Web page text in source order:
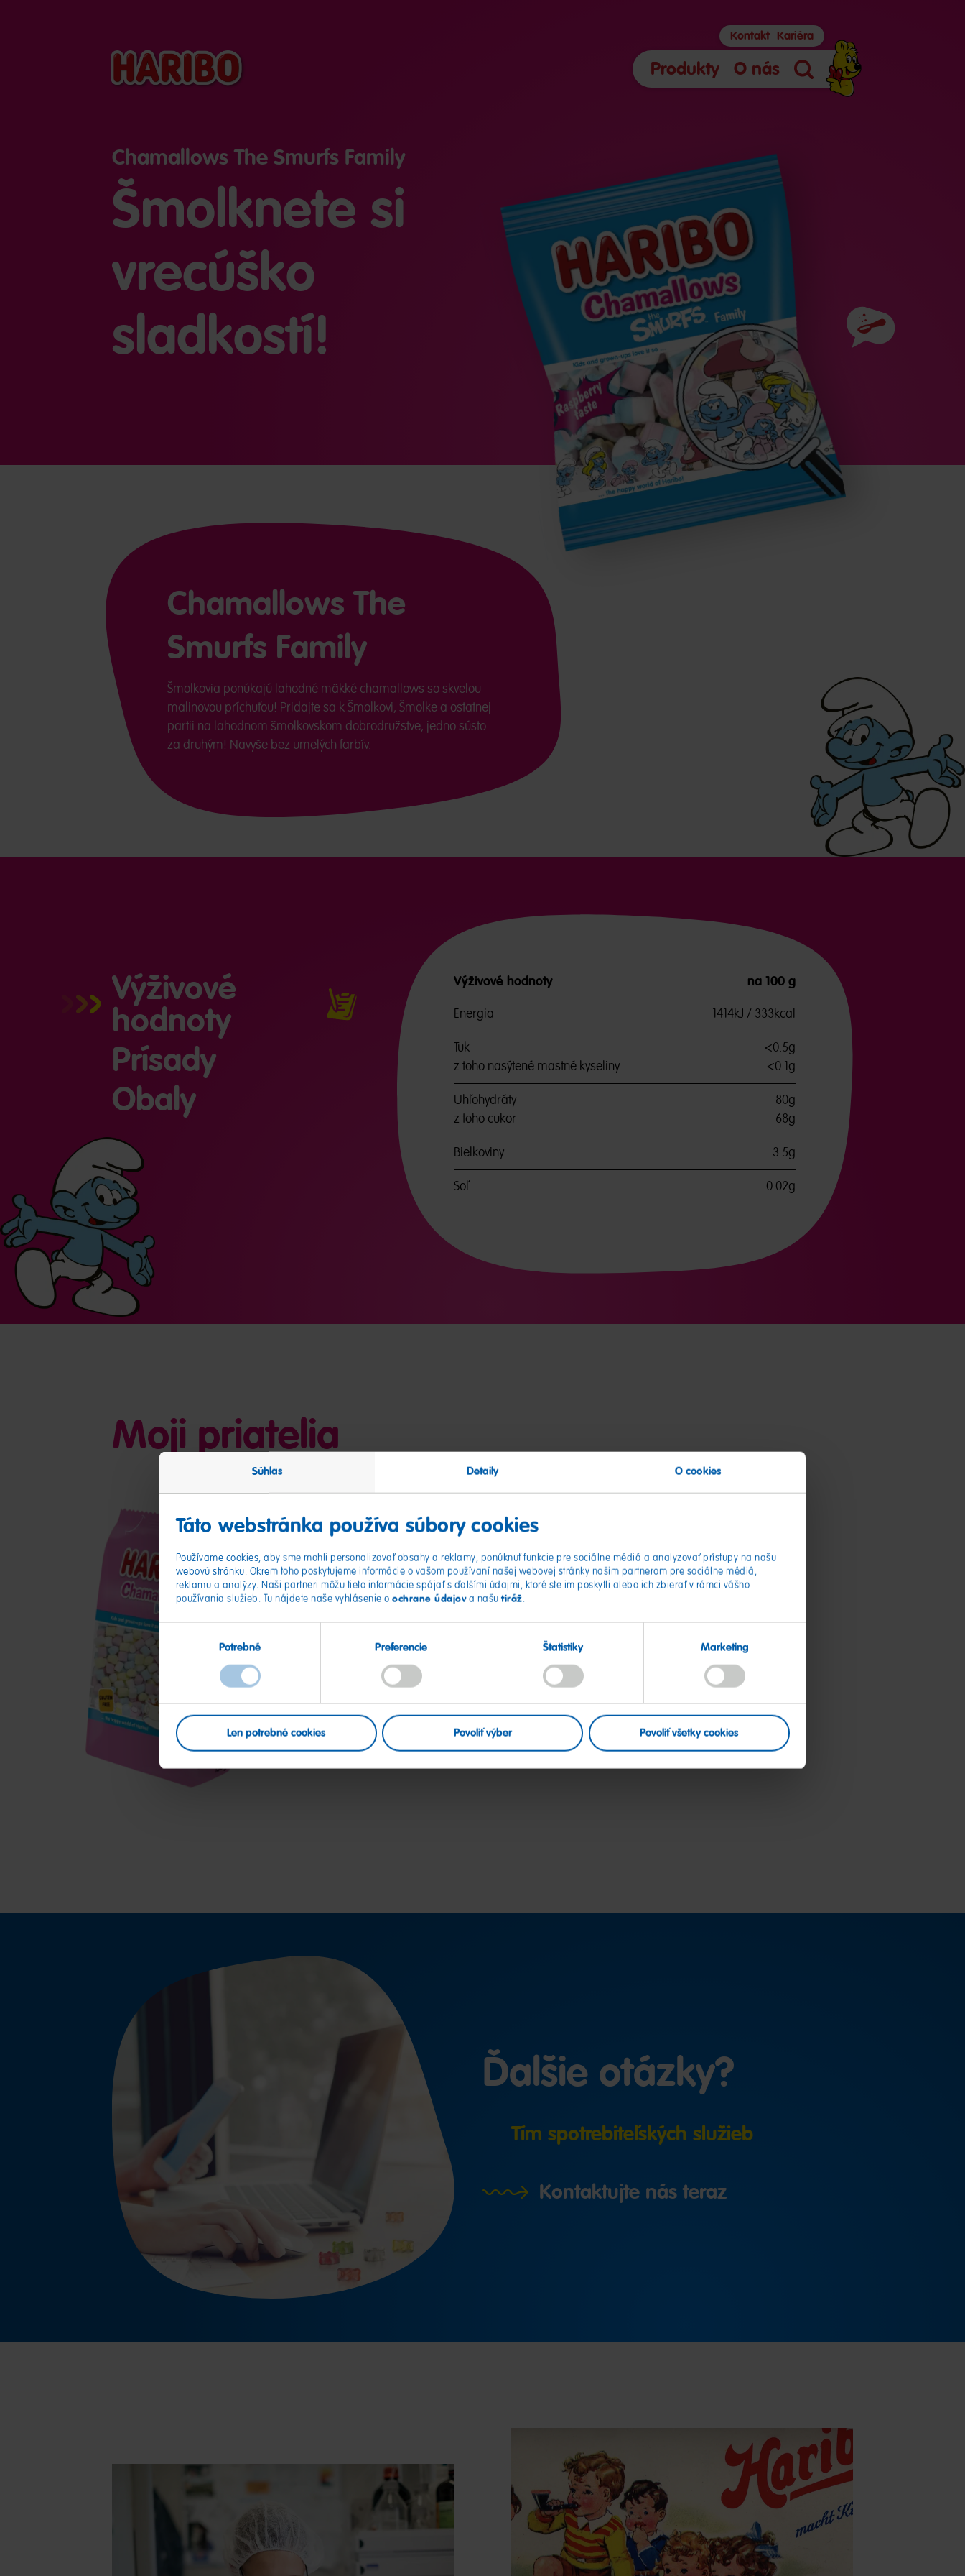
Súhlas Detaily O cookies
Táto webstránka používa súbory cookies
Používame cookies, aby sme mohli personalizovať obsahy a reklamy, ponúknuť funkcie pre sociálne médiá a analyzovať prístupy na našu
webovú stránku. Okrem toho poskytujeme informácie o vašom používaní našej webovej stránky našim partnerom pre sociálne médiá,
reklamu a analýzy. Naši partneri môžu tieto informácie spájať s ďalšími údajmi, ktoré ste im poskytli alebo ich zbierať v rámci vášho
používania služieb. Tu nájdete naše vyhlásenie o ochrane údajova našutiráž.
Výber
súhlasu
Potrebné Preferencie Štatistiky Marketing
Len potrebné cookies Povoliť výber Povoliť všetky cookies
Produkty O nás
Hľadanie
Kontakt Kariéra
Chamallows The Smurfs Family
Šmolknete si
vrecúško
sladkostí!
Prísady
Chamallows The
Smurfs Family
Šmolkovia ponúkajú lahodné mäkké chamallows so skvelou
malinovou príchuťou! Pridajte sa k Šmolkovi, Šmolke a ostatnej
partii na lahodnom šmolkovskom dobrodružstve, jedno sústo
za druhým! Navyše bez umelých farbív.
Výživové
hodnoty
Prísady
Obaly
Výživové hodnoty na 100 g
Energia 1414kJ / 333kcal
Tuk
<0.5g
z toho nasýtené mastné kyseliny
<0.1g
Uhľohydráty
80g
z toho cukor
68g
Bielkoviny 3.5g
Soľ 0.02g
Moji priatelia
Chamallows
Minis
Ďalšie otázky?
Tím spotrebiteľských služieb
Kontaktujte nás teraz